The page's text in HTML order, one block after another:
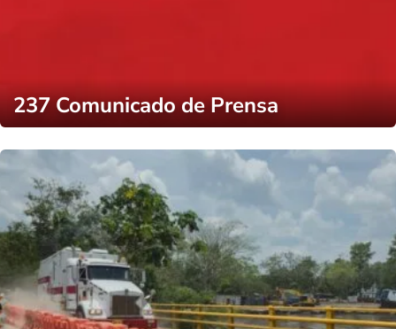
237 Comunicado de Prensa